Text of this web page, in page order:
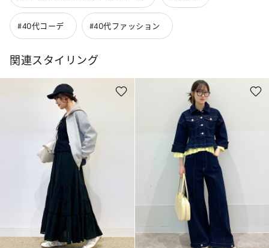
#40代コーデ #40代ファッション
関連スタイリング